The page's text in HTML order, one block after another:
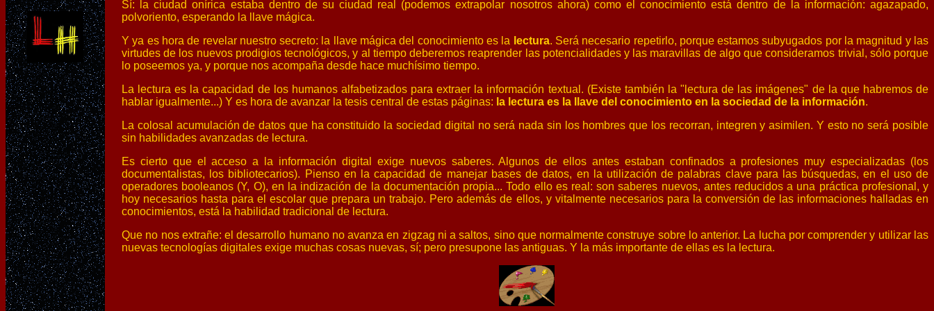
Sí: la ciudad onírica estaba dentro de su ciudad real (podemos extrapolar nosotros ahora) como el conocimiento está dentro de la información: agazapado,
polvoriento, esperando la llave mágica.
Y ya es hora de revelar nuestro secreto: la llave mágica del conocimiento es la lectura. Será necesario repetirlo, porque estamos subyugados por la magnitud y las
virtudes de los nuevos prodigios tecnológicos, y al tiempo deberemos reaprender las potencialidades y las maravillas de algo que consideramos trivial, sólo porque
lo poseemos ya, y porque nos acompaña desde hace muchísimo tiempo.
La lectura es la capacidad de los humanos alfabetizados para extraer la información textual. (Existe también la "lectura de las imágenes" de la que habremos de
hablar igualmente...) Y es hora de avanzar la tesis central de estas páginas: la lectura es la llave del conocimiento en la sociedad de la información.
La colosal acumulación de datos que ha constituido la sociedad digital no será nada sin los hombres que los recorran, integren y asimilen. Y esto no será posible
sin habilidades avanzadas de lectura.
Es cierto que el acceso a la información digital exige nuevos saberes. Algunos de ellos antes estaban confinados a profesiones muy especializadas (los
documentalistas, los bibliotecarios). Pienso en la capacidad de manejar bases de datos, en la utilización de palabras clave para las búsquedas, en el uso de
operadores booleanos (Y, O), en la indización de la documentación propia... Todo ello es real: son saberes nuevos, antes reducidos a una práctica profesional, y
hoy necesarios hasta para el escolar que prepara un trabajo. Pero además de ellos, y vitalmente necesarios para la conversión de las informaciones halladas en
conocimientos, está la habilidad tradicional de lectura.
Que no nos extrañe: el desarrollo humano no avanza en zigzag ni a saltos, sino que normalmente construye sobre lo anterior. La lucha por comprender y utilizar las
nuevas tecnologías digitales exige muchas cosas nuevas, sí; pero presupone las antiguas. Y la más importante de ellas es la lectura.